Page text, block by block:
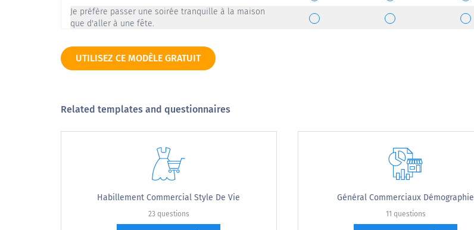
Je préfère passer une soirée tranquille à la maison
que d'aller à une fête.
Je pense avoir plus de confiance en soi que la plupart
des gens.
La vie d'une femme est remplie que si elle peut
fournir un foyer heureux pour sa famille.
French (Français)
translation missing for :
J'agis sur mes intuitions.
UTILISEZ CE MODÈLE GRATUIT
Related templates and questionnaires
Habillement Commercial Style De Vie
23 questions
Général Commerciaux Démographie
11 questions